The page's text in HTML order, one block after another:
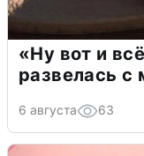
«Ну вот и
развелась
6 августа 63